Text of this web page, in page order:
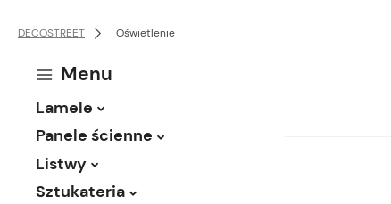
DECOSTREET Oświetlenie
Menu
Lamele
Panele ścienne
Listwy
Sztukateria